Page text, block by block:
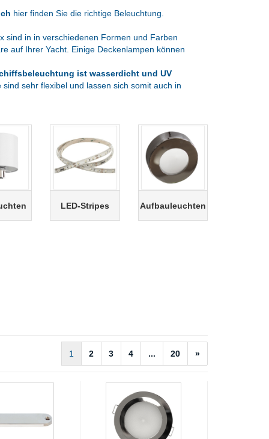
hier finden Sie die richtige Beleuchtung.
sind in in verschiedenen Formen und Farben
auf Ihrer Yacht. Einige Deckenlampen können
ist wasserdicht und UV
sehr flexibel und lassen sich somit auch in
LED-Stripes Aufbauleuchten
1 2 3 4 ... 20 »